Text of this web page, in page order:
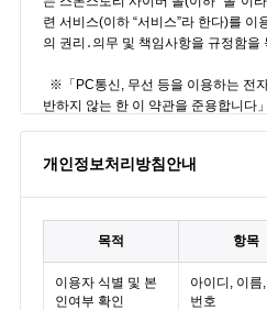
개인정보처리방침안내
목적 항목
이용자 식별 및 본
인여부 확인
아이디, 이름
번호